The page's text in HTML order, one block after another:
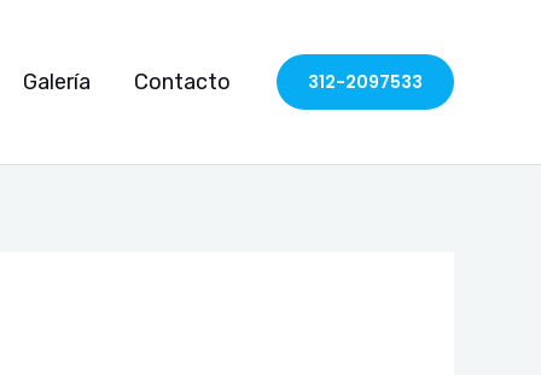
Galería Contacto 312-2097533